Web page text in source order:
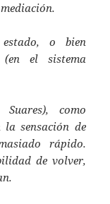
o bien
(en el sistema
como
la sensación de
rápido.
de volver,